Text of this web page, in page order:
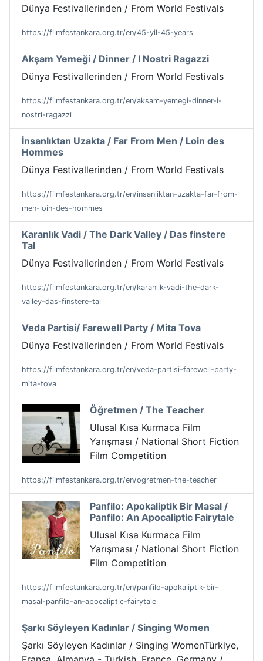
Dünya Festivallerinden / From World Festivals
https://filmfestankara.org.tr/en/45-yil-45-years
Akşam Yemeği / Dinner / I Nostri Ragazzi
Dünya Festivallerinden / From World Festivals
https://filmfestankara.org.tr/en/aksam-yemegi-dinner-i-
nostri-ragazzi
İnsanlıktan Uzakta / Far From Men / Loin des
Hommes
Dünya Festivallerinden / From World Festivals
https://filmfestankara.org.tr/en/insanliktan-uzakta-far-from-
men-loin-des-hommes
Karanlık Vadi / The Dark Valley / Das finstere
Tal
Dünya Festivallerinden / From World Festivals
https://filmfestankara.org.tr/en/karanlik-vadi-the-dark-
valley-das-finstere-tal
Veda Partisi/ Farewell Party / Mita Tova
Dünya Festivallerinden / From World Festivals
https://filmfestankara.org.tr/en/veda-partisi-farewell-party-
mita-tova
Öğretmen / The Teacher
Ulusal Kısa Kurmaca Film
Yarışması / National Short Fiction
Film Competition
https://filmfestankara.org.tr/en/ogretmen-the-teacher
Panfilo: Apokaliptik Bir Masal /
Panfilo: An Apocaliptic Fairytale
Ulusal Kısa Kurmaca Film
Yarışması / National Short Fiction
Film Competition
https://filmfestankara.org.tr/en/panfilo-apokaliptik-bir-
masal-panfilo-an-apocaliptic-fairytale
Şarkı Söyleyen Kadınlar / Singing Women
Şarkı Söyleyen Kadınlar / Singing WomenTürkiye,